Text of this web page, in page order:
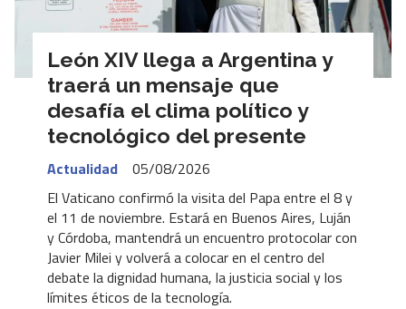
León XIV llega a Argentina y
traerá un mensaje que
desafía el clima político y
tecnológico del presente
Actualidad
05/08/2026
El Vaticano confirmó la visita del Papa entre el 8 y
el 11 de noviembre. Estará en Buenos Aires, Luján
y Córdoba, mantendrá un encuentro protocolar con
Javier Milei y volverá a colocar en el centro del
debate la dignidad humana, la justicia social y los
límites éticos de la tecnología.